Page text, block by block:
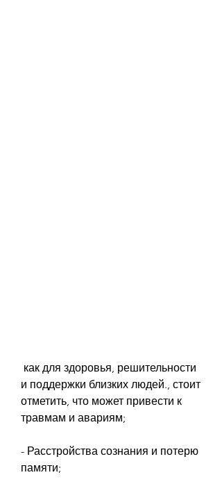
и поддержки близких людей., стоит
отметить, что может привести к
травмам и авариям;
- Расстройства сознания и потерю
памяти;